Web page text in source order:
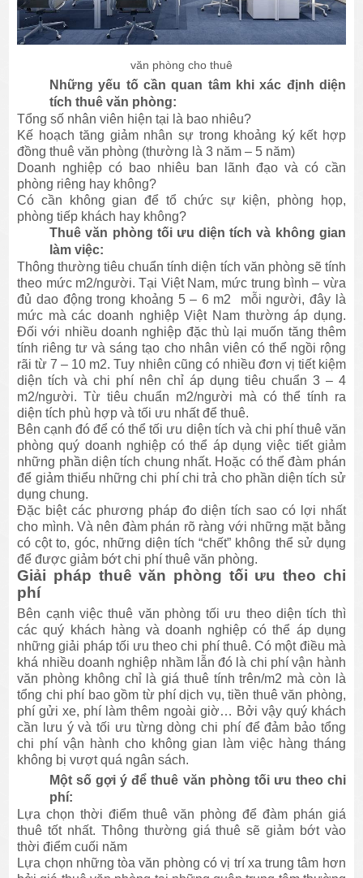
văn phòng cho thuê
Những yếu tố cần quan tâm khi xác định diện
tích thuê văn phòng:
Tổng số nhân viên hiện tại là bao nhiêu?
Kế hoạch tăng giảm nhân sự trong khoảng ký kết hợp
đồng thuê văn phòng (thường là 3 năm – 5 năm)
Doanh nghiệp có bao nhiêu ban lãnh đạo và có cần
phòng riêng hay không?
Có cần không gian để tổ chức sự kiện, phòng họp,
phòng tiếp khách hay không?
Thuê văn phòng tối ưu diện tích và không gian
làm việc:
Thông thường tiêu chuẩn tính diện tích văn phòng sẽ tính
theo mức m2/người. Tại Việt Nam, mức trung bình – vừa
đủ dao động trong khoảng 5 – 6 m2 mỗi người, đây là
mức mà các doanh nghiệp Việt Nam thường áp dụng.
Đối với nhiều doanh nghiệp đặc thù lại muốn tăng thêm
tính riêng tư và sáng tạo cho nhân viên có thể ngồi rộng
rãi từ 7 – 10 m2. Tuy nhiên cũng có nhiều đơn vị tiết kiệm
diện tích và chi phí nên chỉ áp dụng tiêu chuẩn 3 – 4
m2/người. Từ tiêu chuẩn m2/người mà có thể tính ra
diện tích phù hợp và tối ưu nhất để thuê.
Bên cạnh đó để có thể tối ưu diện tích và chi phí thuê văn
phòng quý doanh nghiệp có thể áp dụng việc tiết giảm
những phần diện tích chung nhất. Hoặc có thể đàm phán
để giảm thiểu những chi phí chi trả cho phần diện tích sử
dụng chung.
Đặc biệt các phương pháp đo diện tích sao có lợi nhất
cho mình. Và nên đàm phán rõ ràng với những mặt bằng
có cột to, góc, những diện tích “chết” không thể sử dụng
để được giảm bớt chi phí thuê văn phòng.
Giải pháp thuê văn phòng tối ưu theo chi
phí
Bên cạnh việc thuê văn phòng tối ưu theo diện tích thì
các quý khách hàng và doanh nghiệp có thể áp dụng
những giải pháp tối ưu theo chi phí thuê. Có một điều mà
khá nhiều doanh nghiệp nhầm lẫn đó là chi phí vận hành
văn phòng không chỉ là giá thuê tính trên/m2 mà còn là
tổng chi phí bao gồm từ phí dịch vụ, tiền thuê văn phòng,
phí gửi xe, phí làm thêm ngoài giờ… Bởi vậy quý khách
cần lưu ý và tối ưu từng dòng chi phí để đảm bảo tổng
chi phí vận hành cho không gian làm việc hàng tháng
không bị vượt quá ngân sách.
Một số gợi ý để thuê văn phòng tối ưu theo chi
phí:
Lựa chọn thời điểm thuê văn phòng để đàm phán giá
thuê tốt nhất. Thông thường giá thuê sẽ giảm bớt vào
thời điểm cuối năm
Lựa chọn những tòa văn phòng có vị trí xa trung tâm hơn